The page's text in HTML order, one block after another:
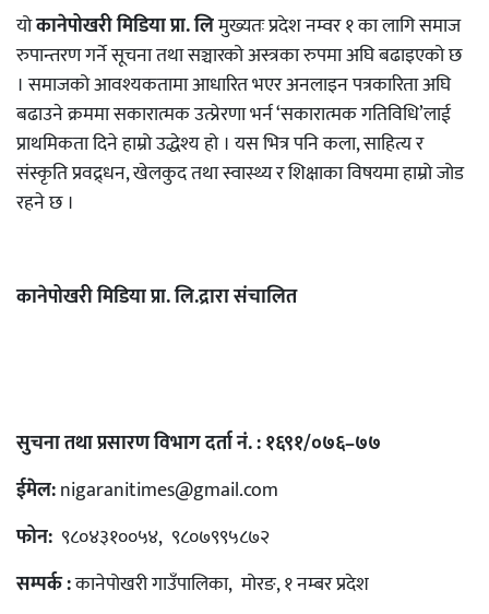
योकानेपोखरी मिडिया प्रा. लिमुख्यतः प्रदेश नम्वर १ का लागि समाज
रुपान्तरण गर्ने सूचना तथा सञ्चारको अस्त्रका रुपमा अघि बढाइएको छ
। समाजको आवश्यकतामा आधारित भएर अनलाइन पत्रकारिता अघि
बढाउने क्रममा सकारात्मक उत्प्रेरणा भर्न ‘सकारात्मक गतिविधि’लाई
प्राथमिकता दिने हाम्रो उद्धेश्य हो । यस भित्र पनि कला, साहित्य र
संस्कृति प्रवद्र्धन, खेलकुद तथा स्वास्थ्य र शिक्षाका विषयमा हाम्रो जोड
रहने छ ।
कानेपोखरी मिडिया प्रा. लि.द्रारा संचालित
सुचना तथा प्रसारण विभाग दर्ता नं. : १६९१/०७६–७७
ईमेल:nigaranitimes@gmail.com
फोन: ९८०४३१००५४, ९८०७९९५८७२
सम्पर्क :कानेपोखरी गाउँपालिका, मोरङ, १ नम्बर प्रदेश